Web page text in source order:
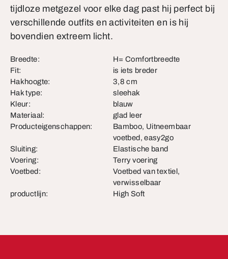
tijdloze metgezel voor elke dag past hij perfect bij
verschillende outfits en activiteiten en is hij
bovendien extreem licht.
Breedte:
H= Comfortbreedte
Fit:
is iets breder
Hakhoogte:
3,8 cm
Hak type:
sleehak
Kleur:
blauw
Materiaal:
glad leer
Producteigenschappen:
Bamboo, Uitneembaar
voetbed, easy2go
Sluiting:
Elastische band
Voering:
Terry voering
Voetbed:
Voetbed van textiel,
verwisselbaar
productlijn:
High Soft